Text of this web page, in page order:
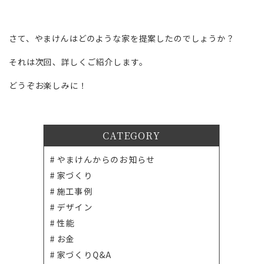
さて、やまけんはどのような家を提案したのでしょうか？
それは次回、詳しくご紹介します。
どうぞお楽しみに！
CATEGORY
やまけんからのお知らせ
家づくり
施工事例
デザイン
性能
お金
家づくりQ&A